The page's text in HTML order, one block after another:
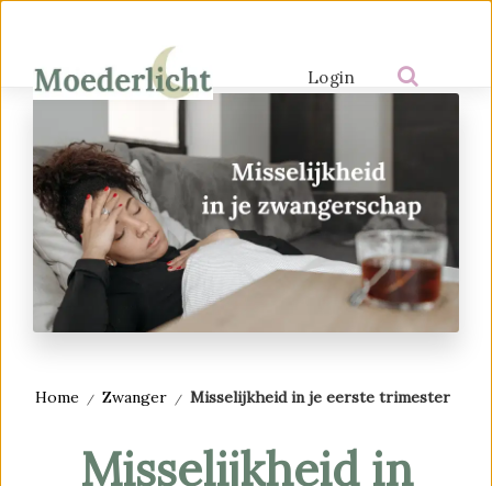
Login
Home Zwanger Misselijkheid in je eerste trimester
Misselijkheid in